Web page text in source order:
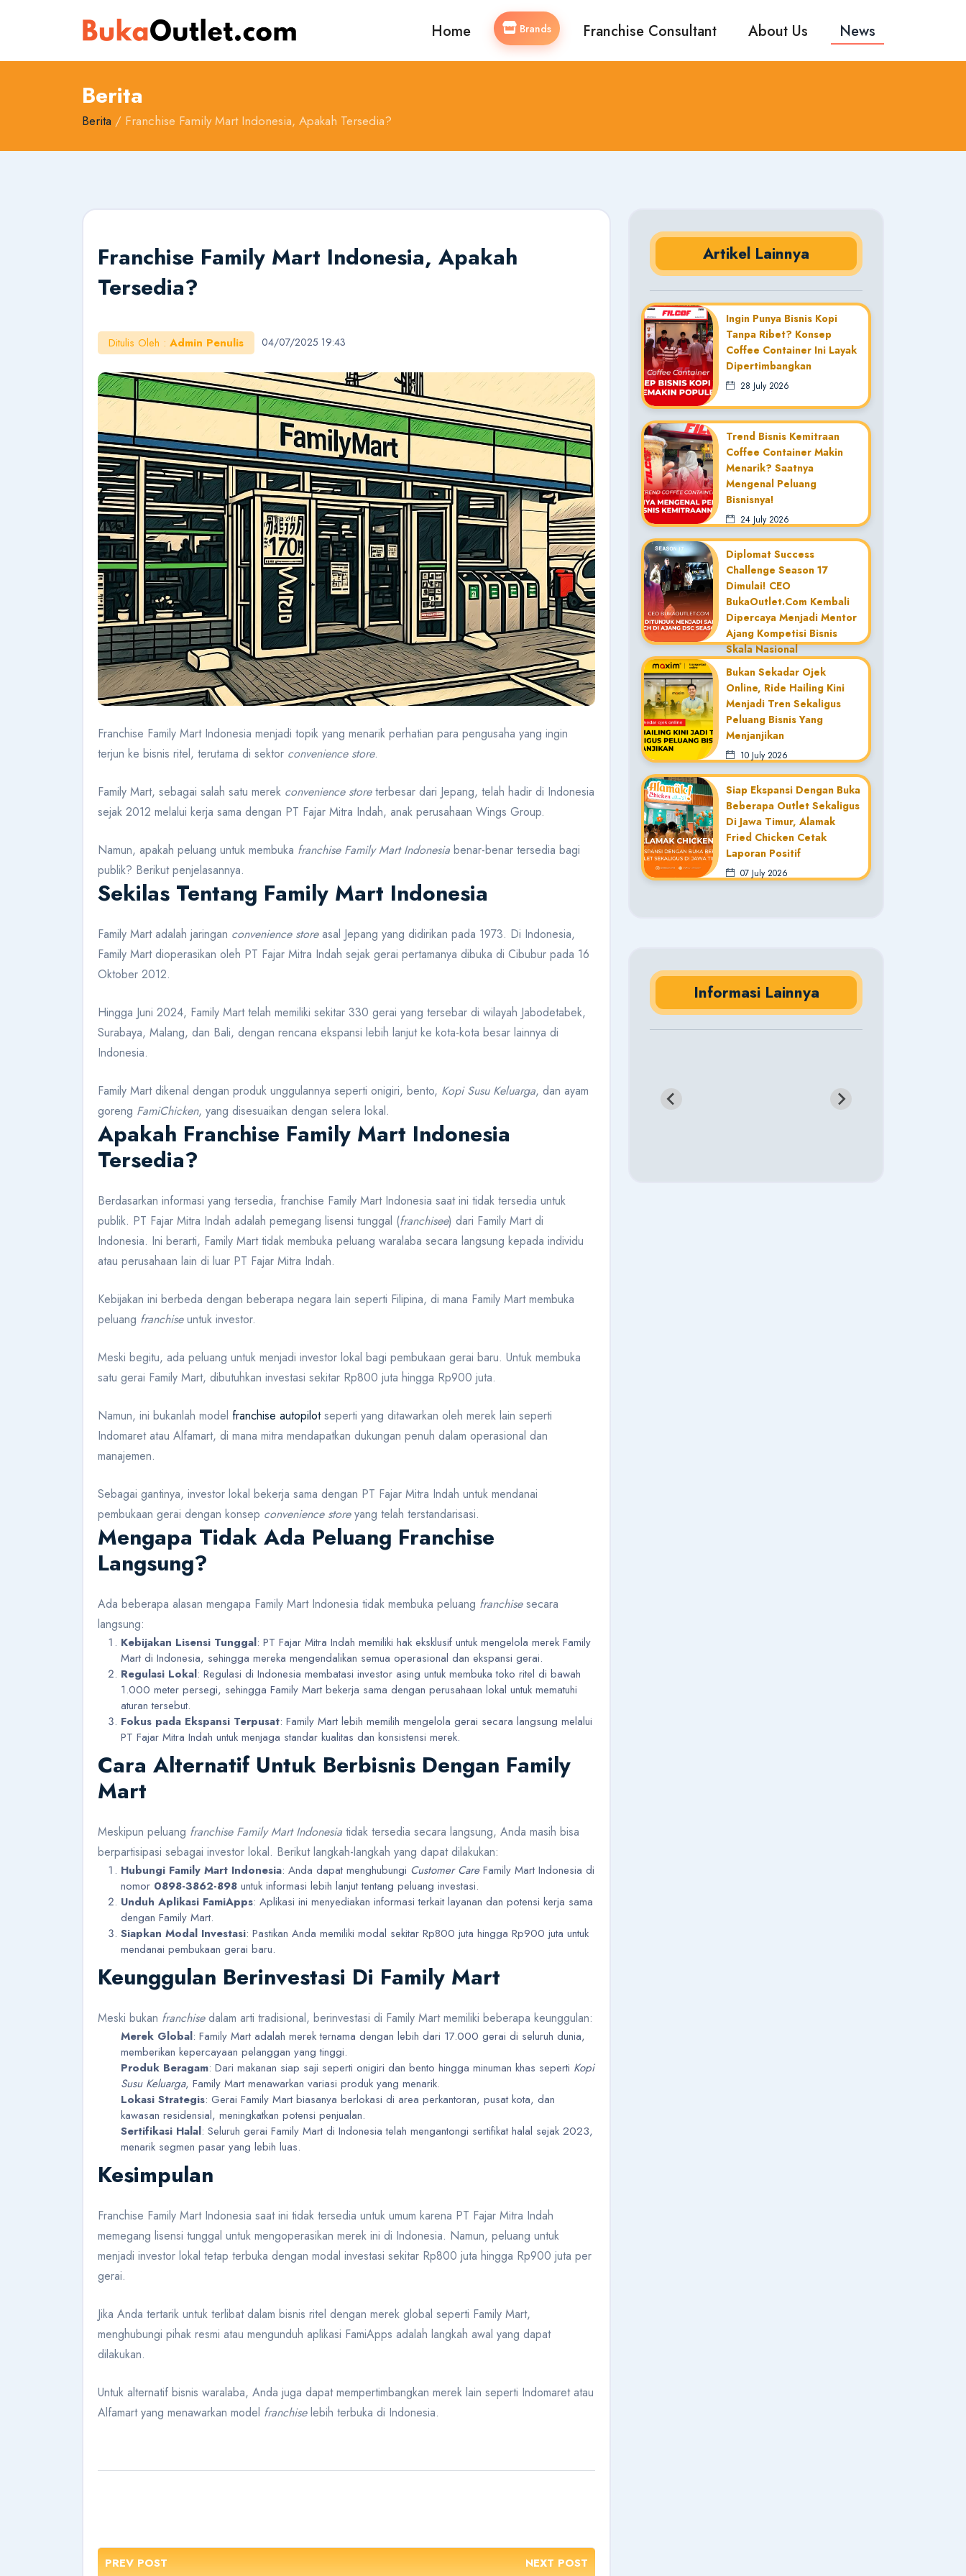
Home Brands Franchise Consultant About Us News
Berita
Berita / Franchise Family Mart Indonesia, Apakah Tersedia?
Franchise Family Mart Indonesia, Apakah
Tersedia?
Ditulis Oleh : Admin Penulis 04/07/2025 19:43
Franchise Family Mart Indonesia menjadi topik yang menarik perhatian para pengusaha yang ingin
terjun ke bisnis ritel, terutama di sektor convenience store.
Family Mart, sebagai salah satu merek convenience storeterbesar dari Jepang, telah hadir di Indonesia
sejak 2012 melalui kerja sama dengan PT Fajar Mitra Indah, anak perusahaan Wings Group.
Namun, apakah peluang untuk membuka franchise Family Mart Indonesia benar-benar tersedia bagi
publik? Berikut penjelasannya.
Sekilas Tentang Family Mart Indonesia
Family Mart adalah jaringan convenience storeasal Jepang yang didirikan pada 1973. Di Indonesia,
Family Mart dioperasikan oleh PT Fajar Mitra Indah sejak gerai pertamanya dibuka di Cibubur pada 16
Oktober 2012.
Hingga Juni 2024, Family Mart telah memiliki sekitar 330 gerai yang tersebar di wilayah Jabodetabek,
Surabaya, Malang, dan Bali, dengan rencana ekspansi lebih lanjut ke kota-kota besar lainnya di
Indonesia.
Family Mart dikenal dengan produk unggulannya seperti onigiri, bento, Kopi Susu Keluarga, dan ayam
goreng FamiChicken, yang disesuaikan dengan selera lokal.
Apakah Franchise Family Mart Indonesia
Tersedia?
Berdasarkan informasi yang tersedia, franchise Family Mart Indonesia saat ini tidak tersedia untuk
publik. PT Fajar Mitra Indah adalah pemegang lisensi tunggal (franchisee) dari Family Mart di
Indonesia. Ini berarti, Family Mart tidak membuka peluang waralaba secara langsung kepada individu
atau perusahaan lain di luar PT Fajar Mitra Indah.
Kebijakan ini berbeda dengan beberapa negara lain seperti Filipina, di mana Family Mart membuka
peluang franchiseuntuk investor.
Meski begitu, ada peluang untuk menjadi investor lokal bagi pembukaan gerai baru. Untuk membuka
satu gerai Family Mart, dibutuhkan investasi sekitar Rp800 juta hingga Rp900 juta.
Namun, ini bukanlah model franchise autopilotseperti yang ditawarkan oleh merek lain seperti
Indomaret atau Alfamart, di mana mitra mendapatkan dukungan penuh dalam operasional dan
manajemen.
Sebagai gantinya, investor lokal bekerja sama dengan PT Fajar Mitra Indah untuk mendanai
pembukaan gerai dengan konsep convenience storeyang telah terstandarisasi.
Mengapa Tidak Ada Peluang Franchise
Langsung?
Ada beberapa alasan mengapa Family Mart Indonesia tidak membuka peluang franchisesecara
langsung:
Kebijakan Lisensi Tunggal: PT Fajar Mitra Indah memiliki hak eksklusif untuk mengelola merek Family
Mart di Indonesia, sehingga mereka mengendalikan semua operasional dan ekspansi gerai.
Regulasi Lokal: Regulasi di Indonesia membatasi investor asing untuk membuka toko ritel di bawah
1.000 meter persegi, sehingga Family Mart bekerja sama dengan perusahaan lokal untuk mematuhi
aturan tersebut.
Fokus pada Ekspansi Terpusat: Family Mart lebih memilih mengelola gerai secara langsung melalui
PT Fajar Mitra Indah untuk menjaga standar kualitas dan konsistensi merek.
Cara Alternatif Untuk Berbisnis Dengan Family
Mart
Meskipun peluang franchise Family Mart Indonesia tidak tersedia secara langsung, Anda masih bisa
berpartisipasi sebagai investor lokal. Berikut langkah-langkah yang dapat dilakukan:
Hubungi Family Mart Indonesia: Anda dapat menghubungi Customer CareFamily Mart Indonesia di
nomor 0898-3862-898 untuk informasi lebih lanjut tentang peluang investasi.
Unduh Aplikasi FamiApps: Aplikasi ini menyediakan informasi terkait layanan dan potensi kerja sama
dengan Family Mart.
Siapkan Modal Investasi: Pastikan Anda memiliki modal sekitar Rp800 juta hingga Rp900 juta untuk
mendanai pembukaan gerai baru.
Keunggulan Berinvestasi Di Family Mart
Meski bukan franchisedalam arti tradisional, berinvestasi di Family Mart memiliki beberapa keunggulan:
Merek Global: Family Mart adalah merek ternama dengan lebih dari 17.000 gerai di seluruh dunia,
memberikan kepercayaan pelanggan yang tinggi.
Produk Beragam: Dari makanan siap saji seperti onigiri dan bento hingga minuman khas seperti Kopi
Susu Keluarga, Family Mart menawarkan variasi produk yang menarik.
Lokasi Strategis: Gerai Family Mart biasanya berlokasi di area perkantoran, pusat kota, dan
kawasan residensial, meningkatkan potensi penjualan.
Sertifikasi Halal: Seluruh gerai Family Mart di Indonesia telah mengantongi sertifikat halal sejak 2023,
menarik segmen pasar yang lebih luas.
Kesimpulan
Franchise Family Mart Indonesia saat ini tidak tersedia untuk umum karena PT Fajar Mitra Indah
memegang lisensi tunggal untuk mengoperasikan merek ini di Indonesia. Namun, peluang untuk
menjadi investor lokal tetap terbuka dengan modal investasi sekitar Rp800 juta hingga Rp900 juta per
gerai.
Jika Anda tertarik untuk terlibat dalam bisnis ritel dengan merek global seperti Family Mart,
menghubungi pihak resmi atau mengunduh aplikasi FamiApps adalah langkah awal yang dapat
dilakukan.
Untuk alternatif bisnis waralaba, Anda juga dapat mempertimbangkan merek lain seperti Indomaret atau
Alfamart yang menawarkan model franchiselebih terbuka di Indonesia.
PREV POST NEXT POST
Artikel Lainnya
Ingin Punya Bisnis Kopi
Tanpa Ribet? Konsep
Coffee Container Ini Layak
Dipertimbangkan
28 July 2026
Trend Bisnis Kemitraan
Coffee Container Makin
Menarik? Saatnya
Mengenal Peluang
Bisnisnya!
24 July 2026
Diplomat Success
Challenge Season 17
Dimulai! CEO
BukaOutlet.com Kembali
Dipercaya Menjadi Mentor
Ajang Kompetisi Bisnis
Skala Nasional
20 July 2026
Bukan Sekadar Ojek
Online, Ride Hailing Kini
Menjadi Tren Sekaligus
Peluang Bisnis Yang
Menjanjikan
10 July 2026
Siap Ekspansi Dengan Buka
Beberapa Outlet Sekaligus
Di Jawa Timur, Alamak
Fried Chicken Cetak
Laporan Positif
07 July 2026
Informasi Lainnya